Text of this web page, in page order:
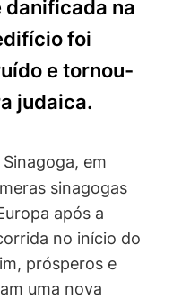
danificada na
foi
e tornou-
judaica.
em
sinagogas
após a
no início do
prósperos e
uma nova